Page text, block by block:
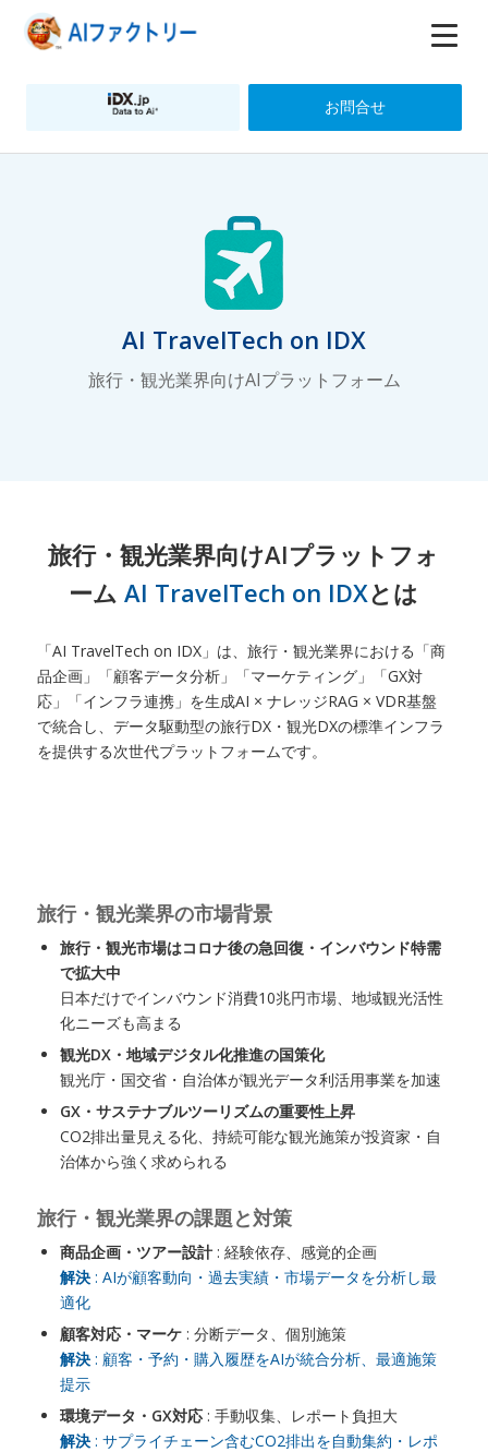
お問合せ
AI TravelTech on IDX
旅行・観光業界向けAIプラットフォーム
旅行・観光業界向けAIプラットフォ
ームAI TravelTech on IDXとは
「AI TravelTech on IDX」は、旅行・観光業界における「商
品企画」「顧客データ分析」「マーケティング」「GX対
応」「インフラ連携」を生成AI × ナレッジRAG × VDR基盤
で統合し、データ駆動型の旅行DX・観光DXの標準インフラ
を提供する次世代プラットフォームです。
旅行・観光業界の市場背景
旅行・観光市場はコロナ後の急回復・インバウンド特需
で拡大中
日本だけでインバウンド消費10兆円市場、地域観光活性
化ニーズも高まる
観光DX・地域デジタル化推進の国策化
観光庁・国交省・自治体が観光データ利活用事業を加速
GX・サステナブルツーリズムの重要性上昇
CO2排出量見える化、持続可能な観光施策が投資家・自
治体から強く求められる
旅行・観光業界の課題と対策
商品企画・ツアー設計: 経験依存、感覚的企画
解決: AIが顧客動向・過去実績・市場データを分析し最
適化
顧客対応・マーケ: 分断データ、個別施策
解決: 顧客・予約・購入履歴をAIが統合分析、最適施策
提示
環境データ・GX対応: 手動収集、レポート負担大
解決: サプライチェーン含むCO2排出を自動集約・レポ